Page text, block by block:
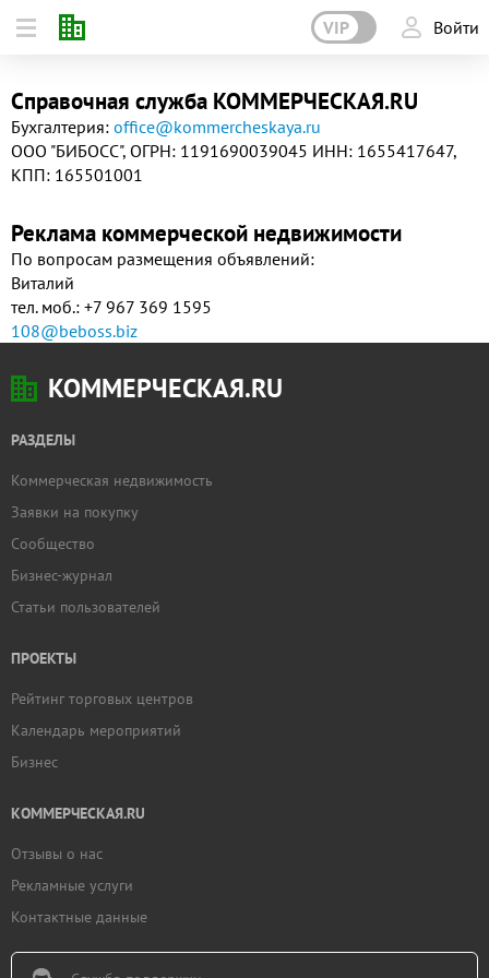
VIP Войти
Справочная служба КОММЕРЧЕСКАЯ.RU
Бухгалтерия: office@kommercheskaya.ru
ООО "БИБОСС", ОГРН: 1191690039045 ИНН: 1655417647,
КПП: 165501001
Реклама коммерческой недвижимости
По вопросам размещения объявлений:
Виталий
тел. моб.: +7 967 369 1595
108@beboss.biz
КОММЕРЧЕСКАЯ.RU
РАЗДЕЛЫ
Коммерческая недвижимость
Заявки на покупку
Сообщество
Бизнес-журнал
Статьи пользователей
ПРОЕКТЫ
Рейтинг торговых центров
Календарь мероприятий
Бизнес
КОММЕРЧЕСКАЯ.RU
Отзывы о нас
Рекламные услуги
Контактные данные